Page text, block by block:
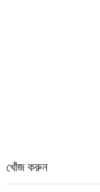
খোঁজ করুন